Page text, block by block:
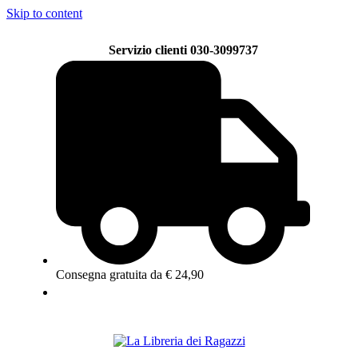
Skip to content
Servizio clienti 030-3099737
Consegna gratuita da € 24,90